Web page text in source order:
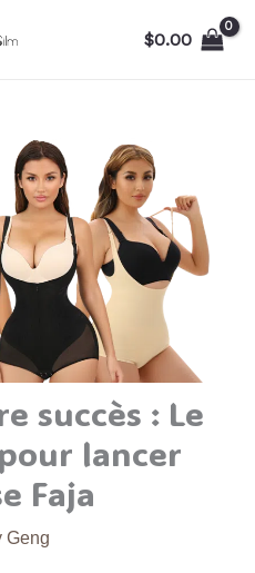
$0.00
succès : Le
lancer
Faja
Geng